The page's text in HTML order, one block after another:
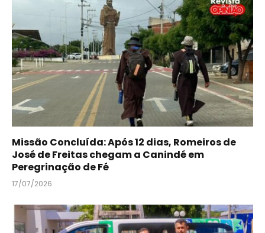
Missão Concluída: Após 12 dias, Romeiros de
José de Freitas chegam a Canindé em
Peregrinação de Fé
17/07/2026